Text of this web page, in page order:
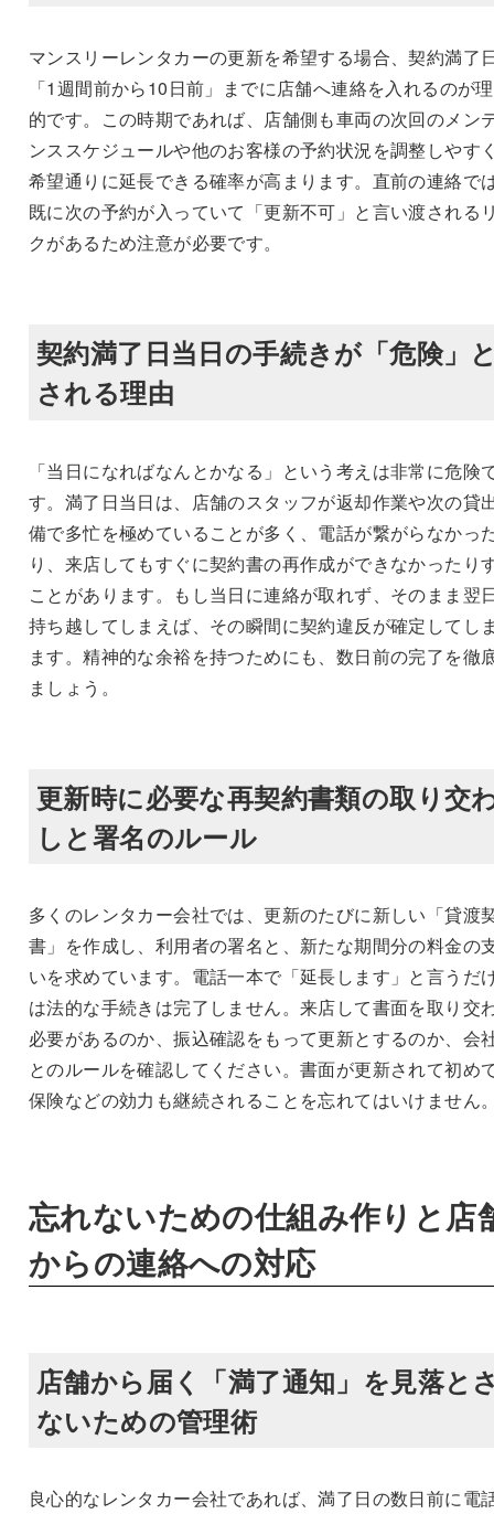
マンスリーレンタカーの更新を希望する場合、契約満了
「1週間前から10日前」までに店舗へ連絡を入れるのが
的です。この時期であれば、店舗側も車両の次回のメン
ンススケジュールや他のお客様の予約状況を調整しやす
希望通りに延長できる確率が高まります。直前の連絡で
既に次の予約が入っていて「更新不可」と言い渡される
クがあるため注意が必要です。
契約満了日当日の手続きが「危険」
される理由
「当日になればなんとかなる」という考えは非常に危険
す。満了日当日は、店舗のスタッフが返却作業や次の貸
備で多忙を極めていることが多く、電話が繋がらなかっ
り、来店してもすぐに契約書の再作成ができなかったり
ことがあります。もし当日に連絡が取れず、そのまま翌
持ち越してしまえば、その瞬間に契約違反が確定してし
ます。精神的な余裕を持つためにも、数日前の完了を徹
ましょう。
更新時に必要な再契約書類の取り交
しと署名のルール
多くのレンタカー会社では、更新のたびに新しい「貸渡
書」を作成し、利用者の署名と、新たな期間分の料金の
いを求めています。電話一本で「延長します」と言うだ
は法的な手続きは完了しません。来店して書面を取り交
必要があるのか、振込確認をもって更新とするのか、会
とのルールを確認してください。書面が更新されて初め
保険などの効力も継続されることを忘れてはいけません
忘れないための仕組み作りと店
からの連絡への対応
店舗から届く「満了通知」を見落と
ないための管理術
良心的なレンタカー会社であれば、満了日の数日前に電